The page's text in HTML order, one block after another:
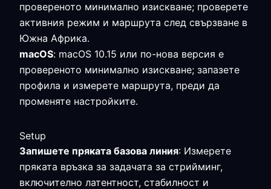
провереното минимално изискване; проверете
активния режим и маршрута след свързване в
Южна Африка.
macOS: macOS 10.15 или по-нова версия е
провереното минимално изискване; запазете
профила и измерете маршрута, преди да
променяте настройките.
Setup
Запишете пряката базова линия: Измерете
пряката връзка за задачата за стрийминг,
включително латентност, стабилност и